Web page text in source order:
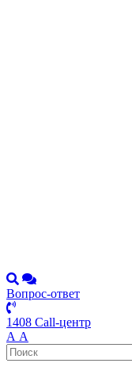
Вопрос-ответ
1408 Call-центр
А А